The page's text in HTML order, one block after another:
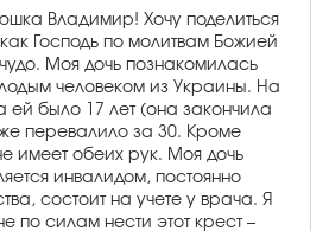
Владимир! Хочу поделиться
Господь по молитвам Божией
Моя дочь познакомилась
человеком из Украины. На
ей было 17 лет (она закончила
перевалило за 30. Кроме
имеет обеих рук. Моя дочь
инвалидом, постоянно
состоит на учете у врача. Я
по силам нести этот крест –